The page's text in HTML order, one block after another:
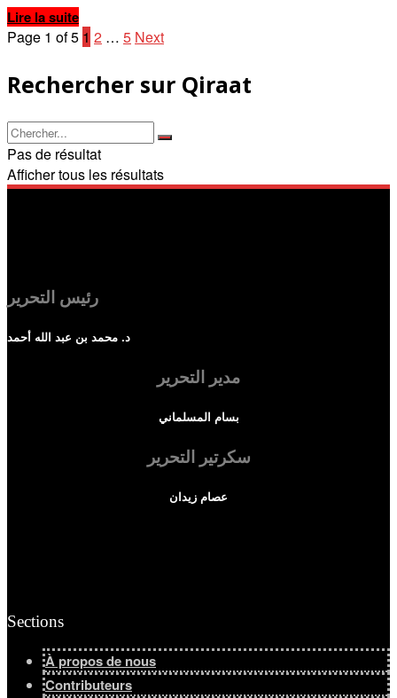
Lire la suiteDetails
Page 1 of 5 1 2 … 5 Next
Rechercher sur Qiraat
Pas de résultat
Afficher tous les résultats
رئيس التحرير
د. محمد بن عبد الله أحمد
مدير التحرير
بسام المسلماني
سكرتير التحرير
عصام زيدان
Sections
À propos de nous
Contributeurs